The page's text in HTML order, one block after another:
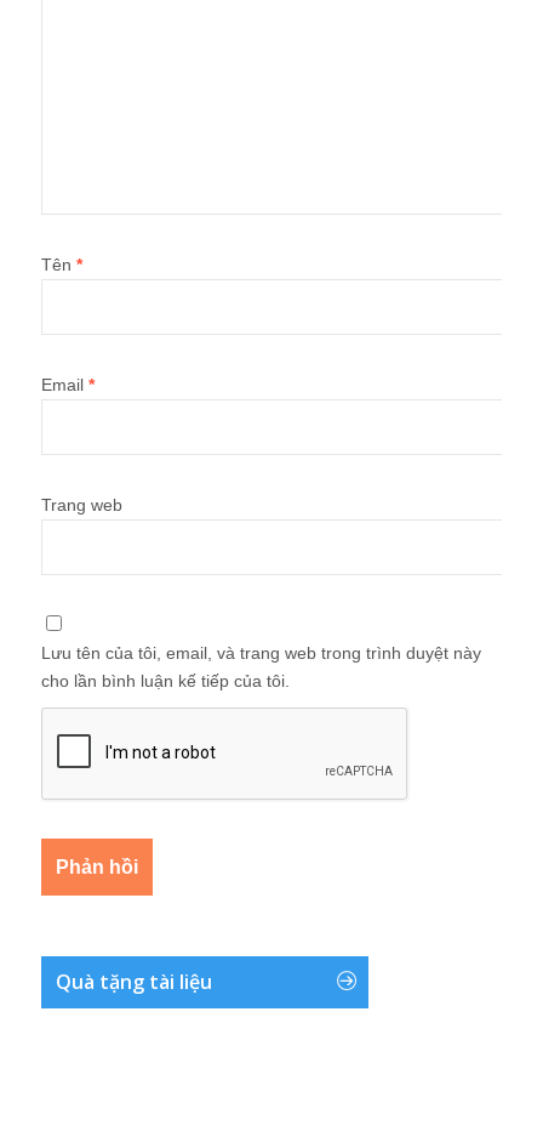
Tên *
Email *
Trang web
Lưu tên của tôi, email, và trang web trong trình duyệt này
cho lần bình luận kế tiếp của tôi.
Quà tặng tài liệu